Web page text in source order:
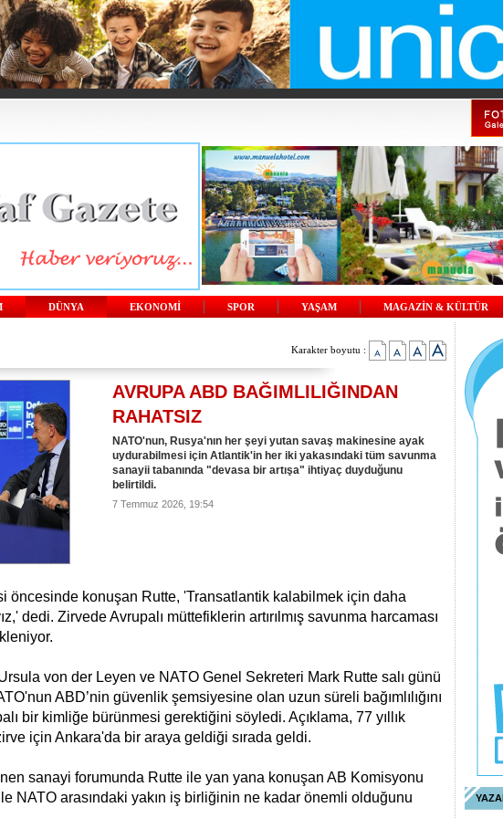
DÜNYA EKONOMİ SPOR YAŞAM MAGAZİN & KÜLTÜR
Karakter boyutu :
AVRUPA ABD BAĞIMLILIĞINDAN
RAHATSIZ
NATO'nun, Rusya'nın her şeyi yutan savaş makinesine ayak
uydurabilmesi için Atlantik'in her iki yakasındaki tüm savunma
sanayii tabanında "devasa bir artışa" ihtiyaç duyduğunu
belirtildi.
7 Temmuz 2026, 19:54
öncesinde konuşan Rutte, 'Transatlantik kalabilmek için daha
dedi. Zirvede Avrupalı müttefiklerin artırılmış savunma harcaması
von der Leyen ve NATO Genel Sekreteri Mark Rutte salı günü
ABD’nin güvenlik şemsiyesine olan uzun süreli bağımlılığını
bir kimliğe bürünmesi gerektiğini söyledi. Açıklama, 77 yıllık
için Ankara'da bir araya geldiği sırada geldi.
sanayi forumunda Rutte ile yan yana konuşan AB Komisyonu
NATO arasındaki yakın iş birliğinin ne kadar önemli olduğunu